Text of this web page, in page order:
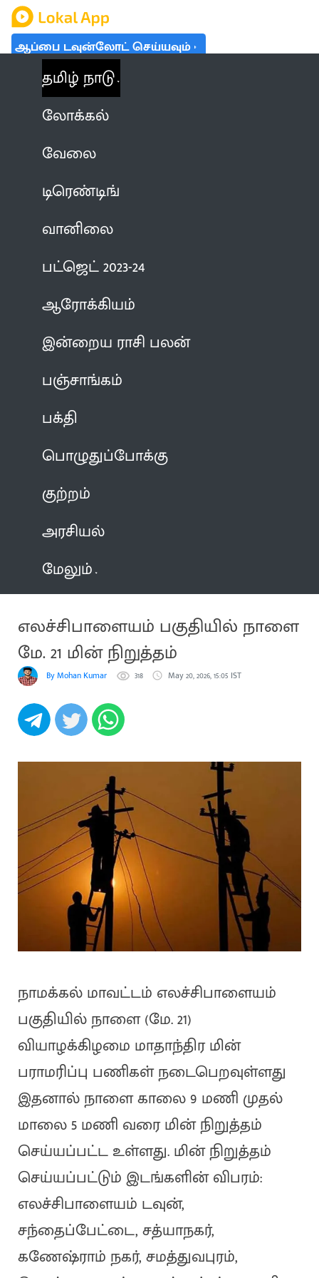
ஆப்பை டவுன்லோட் செய்யவும்
தமிழ் நாடு
லோக்கல்
வேலை
டிரெண்டிங்
வானிலை
பட்ஜெட் 2023-24
ஆரோக்கியம்
இன்றைய ராசி பலன்
பஞ்சாங்கம்
பக்தி
பொழுதுப்போக்கு
குற்றம்
அரசியல்
மேலும்
எலச்சிபாளையம் பகுதியில் நாளை
மே. 21 மின் நிறுத்தம்
By Mohan Kumar 318 May 20, 2026, 15:05 IST
நாமக்கல் மாவட்டம் எலச்சிபாளையம்
பகுதியில் நாளை (மே. 21)
வியாழக்கிழமை மாதாந்திர மின்
பராமரிப்பு பணிகள் நடைபெறவுள்ளது
இதனால் நாளை காலை 9 மணி முதல்
மாலை 5 மணி வரை மின் நிறுத்தம்
செய்யப்பட்ட உள்ளது. மின் நிறுத்தம்
செய்யப்பட்டும் இடங்களின் விபரம்:
எலச்சிபாளையம் டவுன்,
சந்தைப்பேட்டை, சத்யாநகர்,
கணேஷ்ராம் நகர், சமத்துவபுரம்,